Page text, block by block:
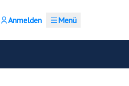
Anmelden Menü